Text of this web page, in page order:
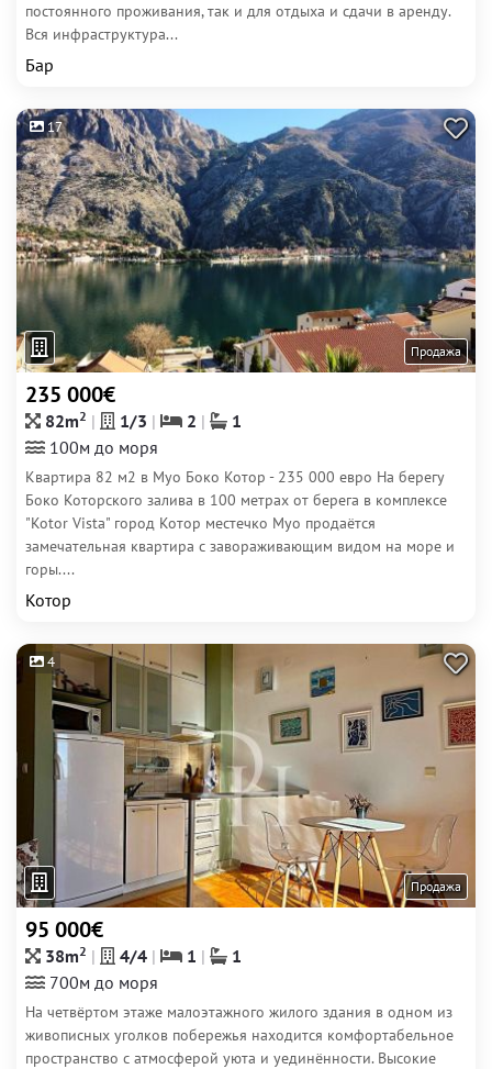
постоянного проживания, так и для отдыха и сдачи в аренду.
Вся инфраструктура...
Бар
17
Продажа
235 000€
82m2 1/3 2
1
100м до моря
Квартира 82 м2 в Муо Боко Котор - 235 000 евро На берегу
Боко Которского залива в 100 метрах от берега в комплексе
"Kotor Vista" город Котор местечко Муо продаётся
замечательная квартира с завораживающим видом на море и
горы....
Котор
4
Продажа
95 000€
38m2 4/4 1
1
700м до моря
На четвёртом этаже малоэтажного жилого здания в одном из
живописных уголков побережья находится комфортабельное
пространство с атмосферой уюта и уединённости. Высокие